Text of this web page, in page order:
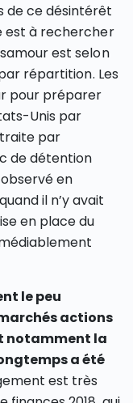
de ce désintérêt
est à rechercher
est selon
répartition. Les
pour préparer
Unis par
par
de détention
en
il n’y avait
en place du
le peu
actions
notamment la
a été
est très